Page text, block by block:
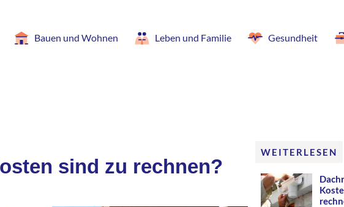
Bauen und Wohnen Leben und Familie Gesundheit
sind zu rechnen?
WEITERLESEN